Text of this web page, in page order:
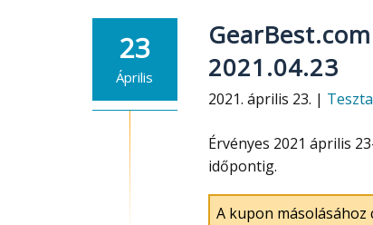
23
Április
2021.04.23
2021. április 23. |
Érvényes 2021 április
időpontig.
A kupon